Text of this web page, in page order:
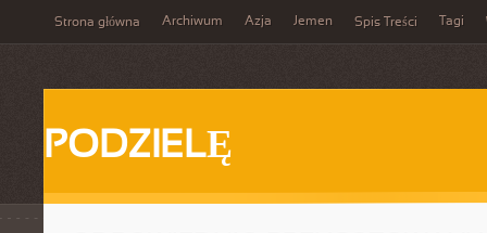
Strona główna Archiwum Azja Jemen Spis Treści Tagi
PODZIELĘ